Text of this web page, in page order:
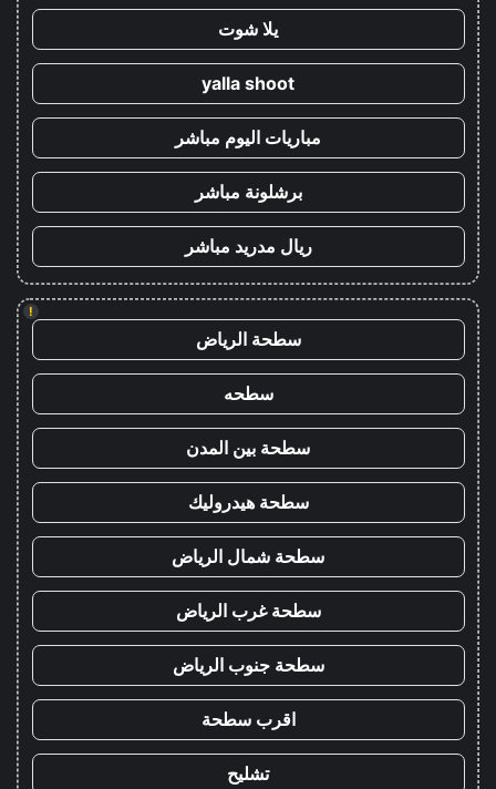
يلا شوت
yalla shoot
مباريات اليوم مباشر
برشلونة مباشر
ريال مدريد مباشر
!
سطحة الرياض
سطحه
سطحة بين المدن
سطحة هيدروليك
سطحة شمال الرياض
سطحة غرب الرياض
سطحة جنوب الرياض
اقرب سطحة
تشليح